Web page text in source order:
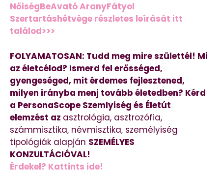
NőiségBeAvató AranyFátyol
Szertartáshétvége részletes leírását itt
találod>>>
FOLYAMATOSAN: Tudd meg mire születtél! Mi
az életcélod? Ismerd fel erősséged,
gyengeséged, mit érdemes fejlesztened,
milyen irányba menj tovább életedben? Kérd
a PersonaScope Szemlyiség és Életút
elemzést az asztrológia, asztrozófia,
számmisztika, névmisztika, személyiség
tipológiák alapján SZEMÉLYES
KONZULTÁCIÓVAL!
Érdekel? Kattints ide!